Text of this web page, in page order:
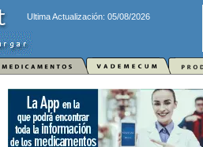
Ultima Actualización: 05/08/2026